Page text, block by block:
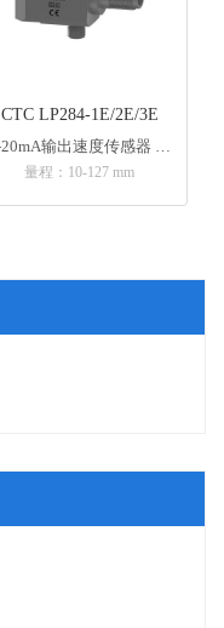
CTC LP284-1E/2E/3E
4-20mA输出速度传感器 侧端出线 M8螺栓
量程：10-127 mm